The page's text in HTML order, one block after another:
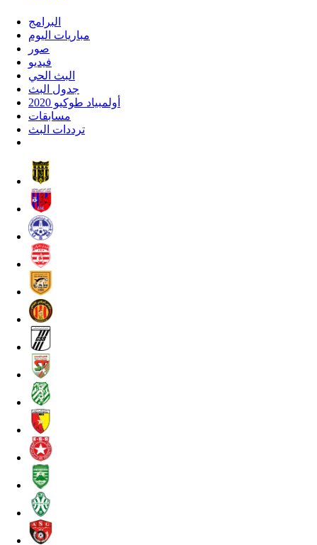
البرامج
مباريات اليوم
صور
فيديو
البث الحي
جدول البث
أولمبياد طوكيو 2020
مسابقات
ترددات البث